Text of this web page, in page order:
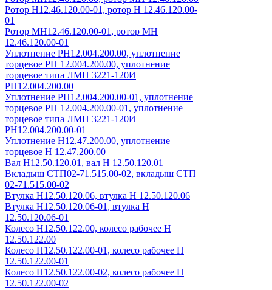
Ротор Н12.46.120.00-01, ротор Н 12.46.120.00-
01
Ротор МН12.46.120.00-01, ротор МН
12.46.120.00-01
Уплотнение РН12.004.200.00, уплотнение
торцевое РН 12.004.200.00, уплотнение
торцевое типа ЛМП 3221-120И
РН12.004.200.00
Уплотнение РН12.004.200.00-01, уплотнение
торцевое РН 12.004.200.00-01, уплотнение
торцевое типа ЛМП 3221-120И
РН12.004.200.00-01
Уплотнение Н12.47.200.00, уплотнение
торцевое Н 12.47.200.00
Вал Н12.50.120.01, вал Н 12.50.120.01
Вкладыш СТП02-71.515.00-02, вкладыш СТП
02-71.515.00-02
Втулка Н12.50.120.06, втулка Н 12.50.120.06
Втулка Н12.50.120.06-01, втулка Н
12.50.120.06-01
Колесо Н12.50.122.00, колесо рабочее Н
12.50.122.00
Колесо Н12.50.122.00-01, колесо рабочее Н
12.50.122.00-01
Колесо Н12.50.122.00-02, колесо рабочее Н
12.50.122.00-02